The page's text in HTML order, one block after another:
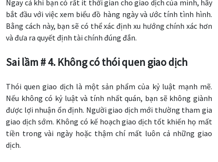
Ngay cả khi bạn có rất ít thời gian cho giao dịch của mình, hãy
bắt đầu với việc xem biểu đồ hàng ngày và ước tính tình hình.
Bằng cách này, bạn sẽ có thể xác định xu hướng chính xác hơn
và đưa ra quyết định tài chính đúng đắn.
Sai lầm # 4. Không có thói quen giao dịch
Thói quen giao dịch là một sản phẩm của kỷ luật mạnh mẽ.
Nếu không có kỷ luật và tính nhất quán, bạn sẽ không giành
được lợi nhuận ổn định. Người giao dịch mới thường tham gia
giao dịch sớm. Không có kế hoạch giao dịch tốt khiến họ mất
tiền trong vài ngày hoặc thậm chí mất luôn cả những giao
dịch.